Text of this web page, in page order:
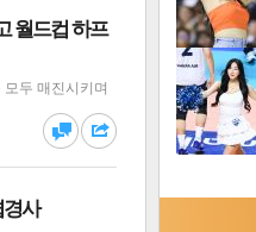
댓글 공유
월드컵 하프
두 매진시키며
경사
연예
2